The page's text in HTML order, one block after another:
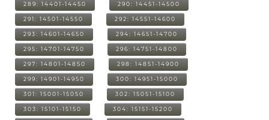
289: 14401-14450 290: 14451-14500
291: 14501-14550 292: 14551-14600
293: 14601-14650 294: 14651-14700
295: 14701-14750 296: 14751-14800
297: 14801-14850 298: 14851-14900
299: 14901-14950 300: 14951-15000
301: 15001-15050 302: 15051-15100
303: 15101-15150 304: 15151-15200